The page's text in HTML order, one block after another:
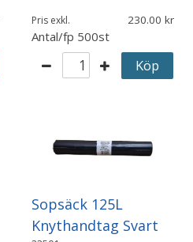
Pris exkl. 230.00
Antal/fp 500st
Köp
Sopsäck 125L
Knythandtag Svart